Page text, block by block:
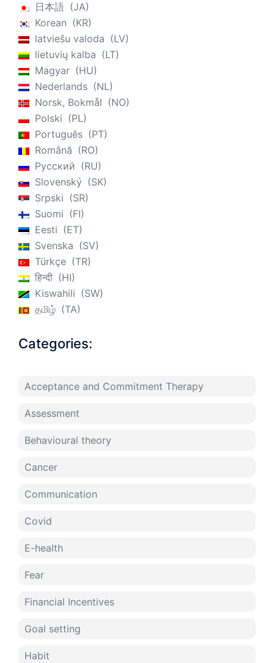
日本語
JA
Korean
KR
latviešu valoda
LV
lietuvių kalba
LT
Magyar
HU
Nederlands
NL
Norsk, Bokmål
NO
Polski
PL
Português
PT
Română
RO
Русский
RU
Slovenský
SK
Srpski
SR
Suomi
FI
Eesti
ET
Svenska
SV
Türkçe
TR
हिन्दी
HI
Kiswahili
SW
தமிழ்
TA
Categories:
Acceptance and Commitment Therapy
Assessment
Behavioural theory
Cancer
Communication
Covid
E-health
Fear
Financial Incentives
Goal setting
Habit